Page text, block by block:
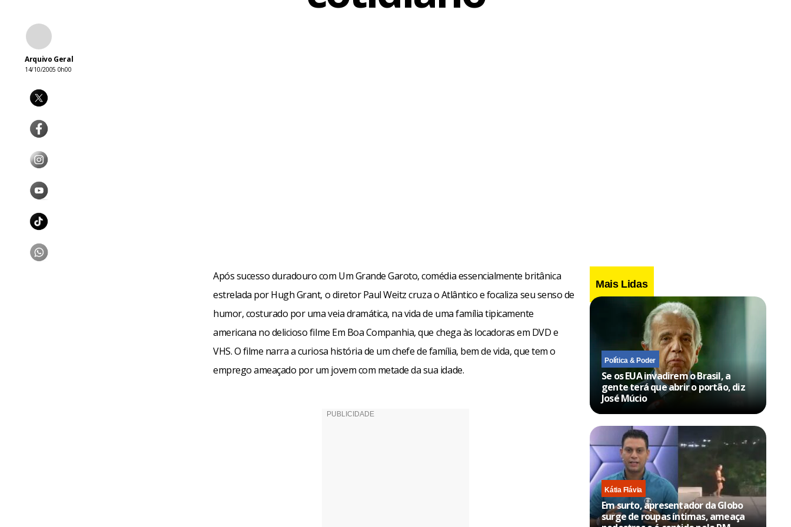
Arquivo Geral
14/10/2005 0h00
Após sucesso duradouro com Um Grande Garoto, comédia essencialmente britânica
estrelada por Hugh Grant, o diretor Paul Weitz cruza o Atlântico e focaliza seu senso de
humor, costurado por uma veia dramática, na vida de uma família tipicamente
americana no delicioso filme Em Boa Companhia, que chega às locadoras em DVD e
VHS. O filme narra a curiosa história de um chefe de família, bem de vida, que tem o
emprego ameaçado por um jovem com metade da sua idade.
Mais Lidas
Política & Poder
Se os EUA invadirem o Brasil, a
gente terá que abrir o portão, diz
José Múcio
Kátia Flávia
Em surto, apresentador da Globo
surge de roupas íntimas, ameaça